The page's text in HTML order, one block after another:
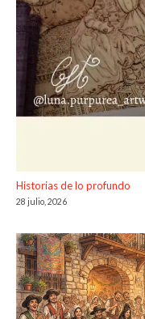
Historias de lo profundo
28 julio, 2026